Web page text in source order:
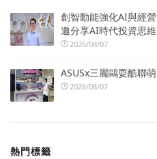
創智動能強化AI與經
邀分享AI時代投資思維
2026/08/07
ASUSx三麗鷗耍酷聯
2026/08/07
熱門標籤